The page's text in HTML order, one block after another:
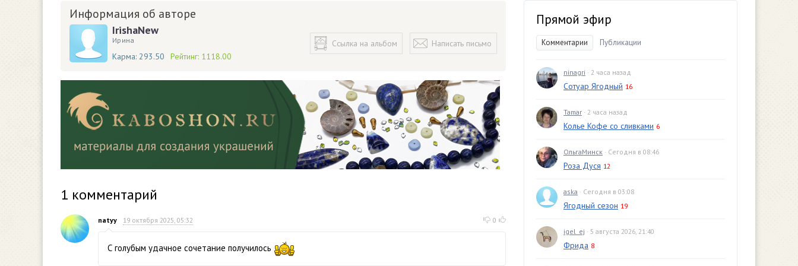
Информация об авторе
IrishaNew
Ирина
Карма: 293.50 Рейтинг: 1118.00
Ссылка на альбом Написать письмо
1 комментарий
natyy 19 октября 2025, 05:32 0
С голубым удачное сочетание получилось
Прямой эфир
Комментарии Публикации
ninagri · 2 часа назад
Сотуар Ягодный 16
Tamar · 2 часа назад
Колье Кофе со сливками 6
ОльгаМинск · Сегодня в 08:46
Роза Дуся 12
aska · Сегодня в 03:08
Ягодный сезон 19
igel_ej · 5 августа 2026, 21:40
Фрида 8